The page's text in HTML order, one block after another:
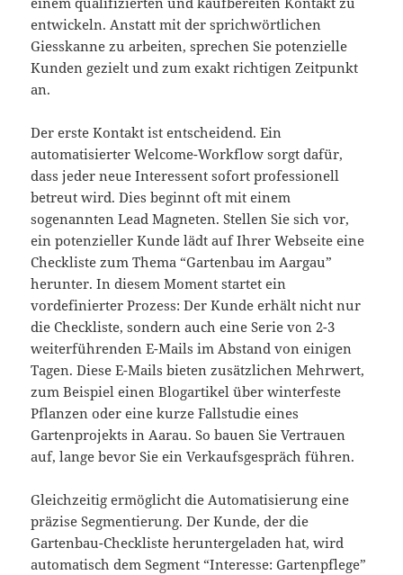
entwickeln. Anstatt mit der sprichwörtlichen
Giesskanne zu arbeiten, sprechen Sie potenzielle
Kunden gezielt und zum exakt richtigen Zeitpunkt
an.
Der erste Kontakt ist entscheidend. Ein
automatisierter Welcome-Workflow sorgt dafür,
dass jeder neue Interessent sofort professionell
betreut wird. Dies beginnt oft mit einem
sogenannten Lead Magneten. Stellen Sie sich vor,
ein potenzieller Kunde lädt auf Ihrer Webseite eine
Checkliste zum Thema “Gartenbau im Aargau”
herunter. In diesem Moment startet ein
vordefinierter Prozess: Der Kunde erhält nicht nur
die Checkliste, sondern auch eine Serie von 2-3
weiterführenden E-Mails im Abstand von einigen
Tagen. Diese E-Mails bieten zusätzlichen Mehrwert,
zum Beispiel einen Blogartikel über winterfeste
Pflanzen oder eine kurze Fallstudie eines
Gartenprojekts in Aarau. So bauen Sie Vertrauen
auf, lange bevor Sie ein Verkaufsgespräch führen.
Gleichzeitig ermöglicht die Automatisierung eine
präzise Segmentierung. Der Kunde, der die
Gartenbau-Checkliste heruntergeladen hat, wird
automatisch dem Segment “Interesse: Gartenpflege”